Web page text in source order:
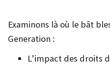
Examinons là où le bât
Generation :
L’impact des droits